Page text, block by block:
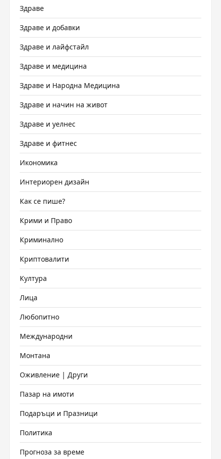
Здраве
Здраве и добавки
Здраве и лайфстайл
Здраве и медицина
Здраве и Народна Медицина
Здраве и начин на живот
Здраве и уелнес
Здраве и фитнес
Икономика
Интериорен дизайн
Как се пише?
Крими и Право
Криминално
Криптовалити
Култура
Лица
Любопитно
Международни
Монтана
Оживление | Други
Пазар на имоти
Подаръци и Празници
Политика
Прогноза за време